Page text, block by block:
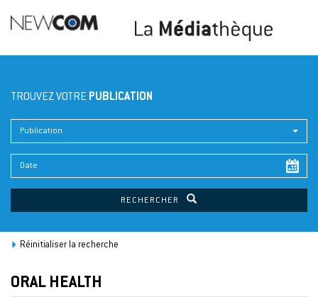
TROUVEZ VOTRE PUBLICATION
Publication
RECHERCHER
Réinitialiser la recherche
ORAL HEALTH